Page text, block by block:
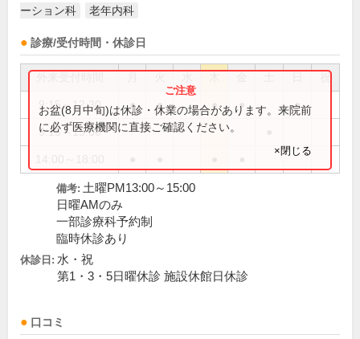
ーション科
老年内科
診療/受付時間・休診日
祝
9:15～12:30 ● ● ● ● ●
9:15～15:00
お盆(8月中旬)は休診・休業の場合があります。来院前
に必ず医療機関に直接ご確認ください。
×閉じる
備考: 土曜PM13:00～15:00
日曜AMのみ
一部診療科予約制
臨時休診あり
休診日: 水・祝
第1・3・5日曜休診 施設休館日休診
口コミ